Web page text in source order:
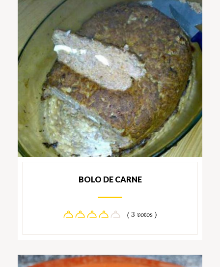
BOLO DE CARNE
( 3 votos )